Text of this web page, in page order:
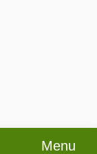
Menu